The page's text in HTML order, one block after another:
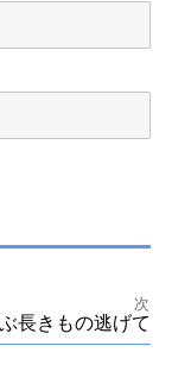
次
長きもの逃げて